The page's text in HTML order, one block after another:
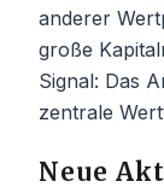
anderer
große
Signal: Das
zentrale
Neue